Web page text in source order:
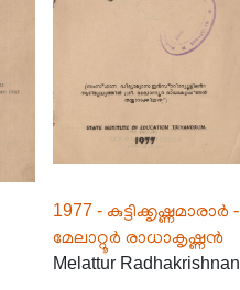
1977 - കുട്ടിക്കൃഷ്ണമാരാർ -
മേലാറ്റൂർ രാധാകൃഷ്ണൻ
Melattur Radhakrishnan